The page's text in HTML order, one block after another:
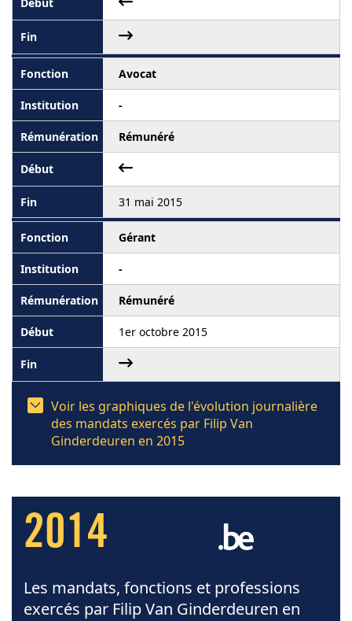
Avocat
-
Rémunéré
31 mai 2015
Gérant
-
Rémunéré
1er octobre 2015
Voir les graphiques de l'évolution journalière
des mandats exercés par Filip Van
Ginderdeuren en 2015
2014
Les mandats, fonctions et professions
exercés par Filip Van Ginderdeuren en